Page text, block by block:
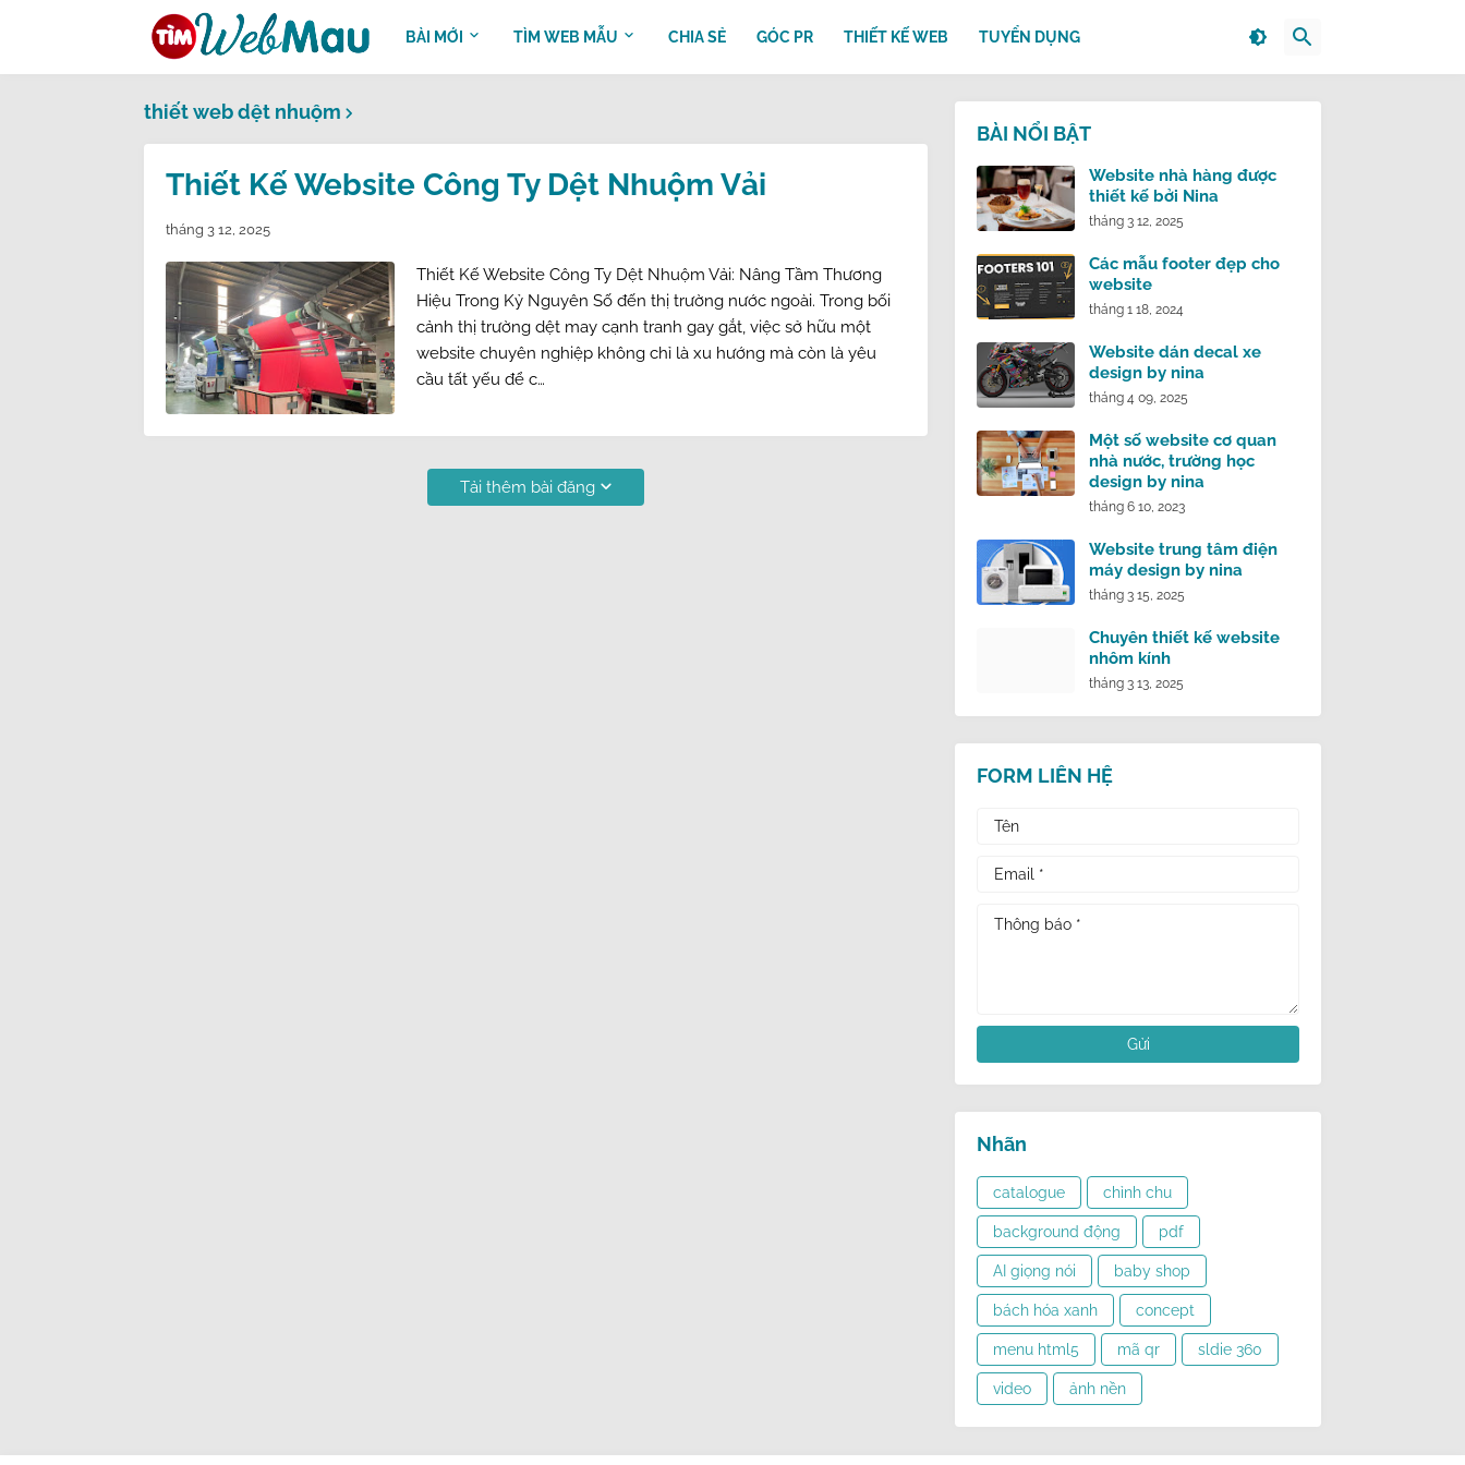
BÀI MỚI TÌM WEB MẪU CHIA SẺ GÓC PR THIẾT KẾ WEB TUYỂN DỤNG
thiết web dệt nhuộm
Thiết Kế Website Công Ty Dệt Nhuộm Vải
tháng 3 12, 2025
Thiết Kế Website Công Ty Dệt Nhuộm Vải: Nâng Tầm Thương
Hiệu Trong Kỷ Nguyên Số đến thị trường nước ngoài. Trong bối
cảnh thị trường dệt may cạnh tranh gay gắt, việc sở hữu một
website chuyên nghiệp không chỉ là xu hướng mà còn là yêu
cầu tất yếu để c…
Tải thêm bài đăng
BÀI NỔI BẬT
Website nhà hàng được
thiết kế bởi Nina
tháng 3 12, 2025
Các mẫu footer đẹp cho
website
tháng 1 18, 2024
Website dán decal xe
design by nina
tháng 4 09, 2025
Một số website cơ quan
nhà nước, trường học
design by nina
tháng 6 10, 2023
Website trung tâm điện
máy design by nina
tháng 3 15, 2025
Chuyên thiết kế website
nhôm kính
tháng 3 13, 2025
FORM LIÊN HỆ
Nhãn
catalogue chỉnh chu
background động pdf
AI giọng nói baby shop
bách hóa xanh concept
menu html5 mã qr sldie 360
video ảnh nền